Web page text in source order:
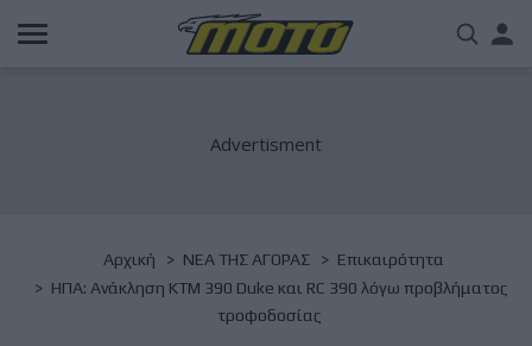
Παράκαμψη
προς
Breadcrumb
Αρχική NΕΑ ΤΗΣ ΑΓΟΡΑΣ
Επικαιρότητα
ΗΠΑ: Ανάκληση KTM 390 Duke και RC 390 λόγω προβλήματος
τροφοδοσίας